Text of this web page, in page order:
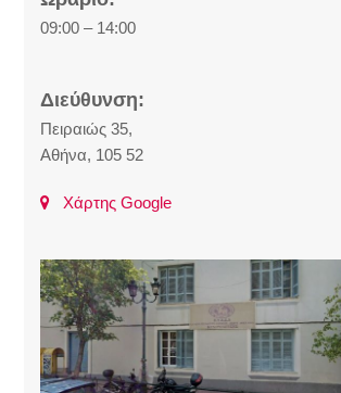
09:00 – 14:00
Διεύθυνση:
Πειραιώς 35,
Αθήνα, 105 52
Χάρτης Google